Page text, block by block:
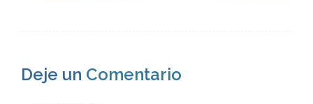
Deje un Comentario